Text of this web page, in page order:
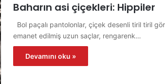
Baharın asi çiçekleri: Hippiler
Bol paçalı pantolonlar, çiçek desenli tiril tiril
emanet edilmiş uzun saçlar, rengarenk…
Devamını oku »